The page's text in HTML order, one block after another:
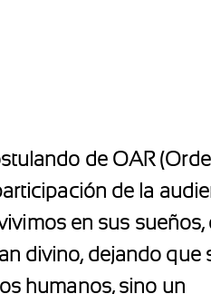
de OAR
de la
en sus sueños,
divino, dejando que
humanos, sino un